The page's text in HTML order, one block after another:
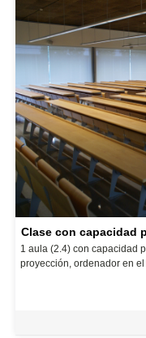
Clase con capacidad
1 aula (2.4) con capacidad
proyección, ordenador en el